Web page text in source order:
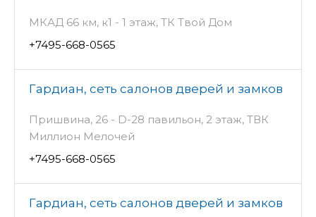
МКАД 66 км, к1 - 1 этаж, ТК Твой Дом
+7495-668-0565
Гардиан, сеть салонов дверей и замков
Пришвина, 26 - D-28 павильон, 2 этаж, ТВК
Миллион Мелочей
+7495-668-0565
Гардиан, сеть салонов дверей и замков